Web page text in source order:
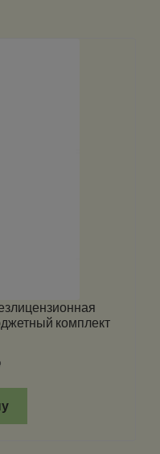
комплект